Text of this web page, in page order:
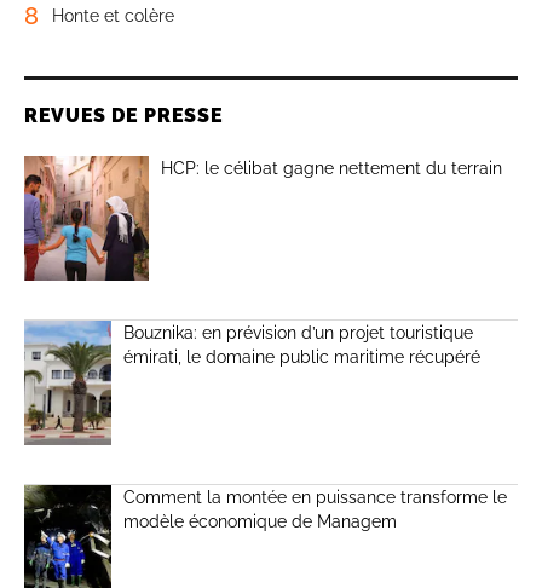
8 Honte et colère
REVUES DE PRESSE
HCP: le célibat gagne nettement du terrain
Bouznika: en prévision d’un projet touristique
émirati, le domaine public maritime récupéré
Comment la montée en puissance transforme le
modèle économique de Managem